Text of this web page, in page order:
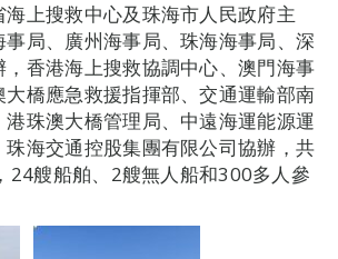
上搜救中心及珠海市人民政府主
局、廣州海事局、珠海海事局、深
香港海上搜救協調中心、澳門海事
橋應急救援指揮部、交通運輸部南
珠澳大橋管理局、中遠海運能源運
海交通控股集團有限公司協辦，共
24艘船舶、2艘無人船和300多人參